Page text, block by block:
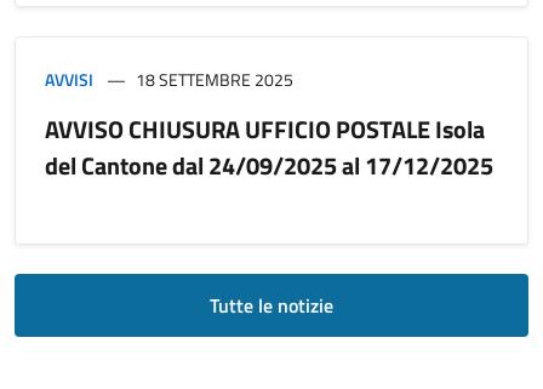
AVVISI 18 SETTEMBRE 2025
AVVISO CHIUSURA UFFICIO POSTALE Isola
del Cantone dal 24/09/2025 al 17/12/2025
Tutte le notizie